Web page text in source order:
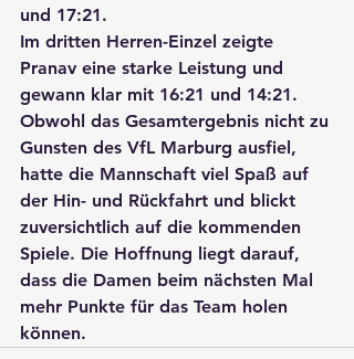
und 17:21.
Im dritten Herren-Einzel zeigte
Pranav eine starke Leistung und
gewann klar mit 16:21 und 14:21.
Obwohl das Gesamtergebnis nicht zu
Gunsten des VfL Marburg ausfiel,
hatte die Mannschaft viel Spaß auf
der Hin- und Rückfahrt und blickt
zuversichtlich auf die kommenden
Spiele. Die Hoffnung liegt darauf,
dass die Damen beim nächsten Mal
mehr Punkte für das Team holen
können.